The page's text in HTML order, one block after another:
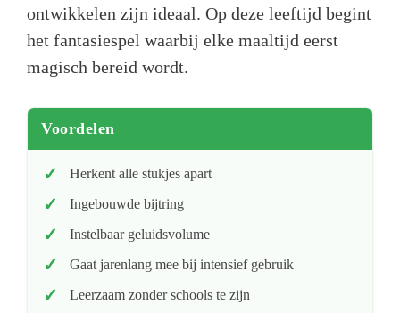
ontwikkelen zijn ideaal. Op deze leeftijd begint
het fantasiespel waarbij elke maaltijd eerst
magisch bereid wordt.
Voordelen
Herkent alle stukjes apart
Ingebouwde bijtring
Instelbaar geluidsvolume
Gaat jarenlang mee bij intensief gebruik
Leerzaam zonder schools te zijn